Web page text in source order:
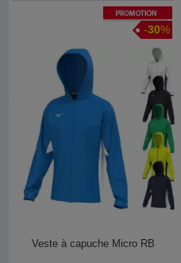
Promotion
-30%
Veste à capuche Micro RB